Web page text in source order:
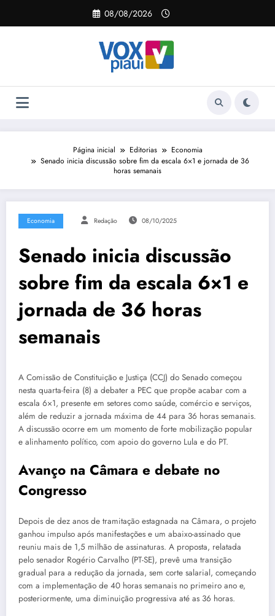
o
08/08/2026
Página inicial Editorias
Economia
Senado inicia discussão sobre fim da escala 6×1 e jornada de 36
horas semanais
Economia Redação 08/10/2025
Senado inicia discussão
sobre fim da escala 6×1 e
jornada de 36 horas
semanais
A Comissão de Constituição e Justiça (CCJ) do Senado começou
nesta quarta-feira (8) a debater a PEC que propõe acabar com a
escala 6×1, presente em setores como saúde, comércio e serviços,
além de reduzir a jornada máxima de 44 para 36 horas semanais.
A discussão ocorre em um momento de forte mobilização popular
e alinhamento político, com apoio do governo Lula e do PT.
Avanço na Câmara e debate no
Congresso
Depois de dez anos de tramitação estagnada na Câmara, o projeto
ganhou impulso após manifestações e um abaixo-assinado que
reuniu mais de 1,5 milhão de assinaturas. A proposta, relatada
pelo senador Rogério Carvalho (PT-SE), prevê uma transição
gradual para a redução da jornada, sem corte salarial, começando
com a implementação de 40 horas semanais no primeiro ano e,
posteriormente, uma diminuição progressiva até as 36 horas.